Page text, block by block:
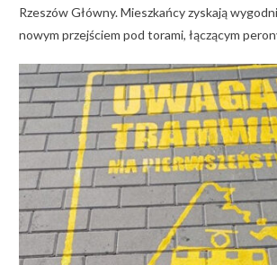
Rzeszów Główny. Mieszkańcy zyskają
nowym przejściem pod torami, łączącym